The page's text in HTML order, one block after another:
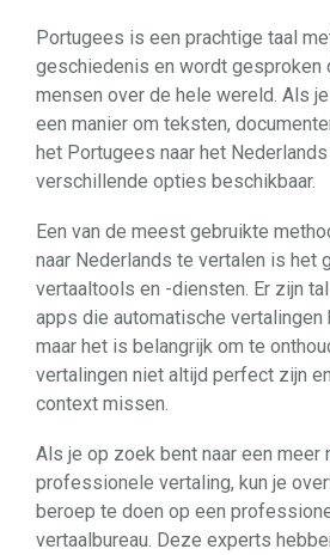
Portugees is een prachtige taal
geschiedenis en wordt gesproken
mensen over de hele wereld. Als
een manier om teksten,
het Portugees naar het
verschillende opties beschikbaar.
Een van de meest gebruikte
naar Nederlands te vertalen is het
vertaaltools en -diensten. Er zijn
apps die automatische vertalingen
maar het is belangrijk om te
vertalingen niet altijd perfect zijn
context missen.
Als je op zoek bent naar een meer
professionele vertaling, kun je
beroep te doen op een
vertaalbureau. Deze experts